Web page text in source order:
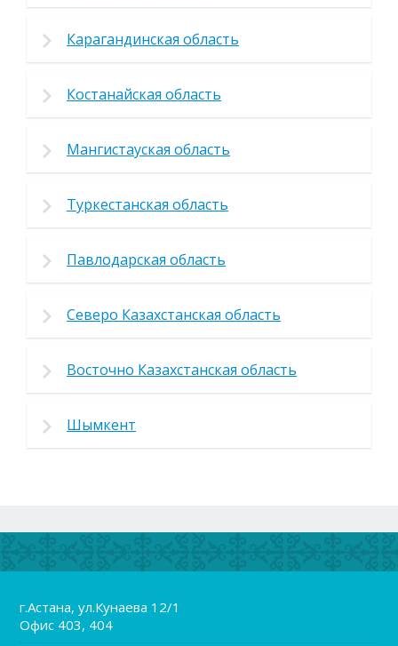
Карагандинская область
Костанайская область
Мангистауская область
Туркестанская область
Павлодарская область
Северо Казахстанская область
Восточно Казахстанская область
Шымкент
г.Астана, ул.Кунаева 12/1
Офис 403, 404